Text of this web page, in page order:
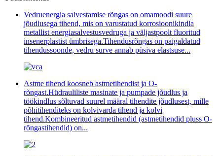
Vedruenergia salvestamise rõngas on omamoodi suure
jõudlusega tihend, mis on varustatud korrosioonikindla
metallist energiasalvestusvedruga ja väljastpoolt fluoritud
insenerplastist ümbrisega.Tihendusrõngas on paigaldatud
tihendussoonde, vedru surve annab püsiva elastsuse...
Astme tihend koosneb astmetihendist ja O-
rõngast.Hüdrauliliste masinate ja pumpade jõudlus ja
töökindlus sõltuvad suurel määral tihendite jõudlusest, mille
põhitihenditeks on kolvivarda tihend ja kolvi
tihend.Kombineeritud astmetihendid (astmetihendid pluss O-
rõngastihendid) on...